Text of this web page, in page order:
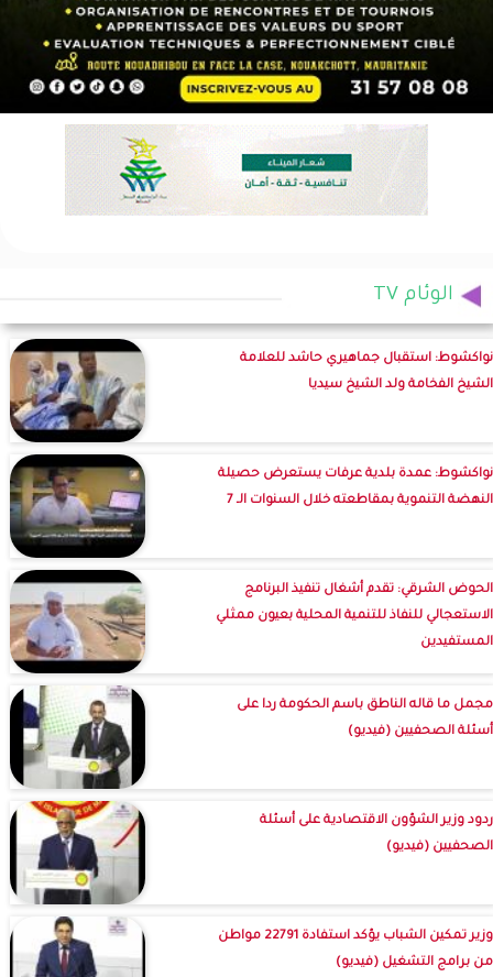
الوئام TV
نواكشوط: استقبال جماهيري حاشد للعلامة
الشيخ الفخامة ولد الشيخ سيديا
نواكشوط: عمدة بلدية عرفات يستعرض حصيلة
النهضة التنموية بمقاطعته خلال السنوات الـ 7
الحوض الشرقي: تقدم أشغال تنفيذ البرنامج
الاستعجالي للنفاذ للتنمية المحلية بعيون ممثلي
المستفيدين
مجمل ما قاله الناطق باسم الحكومة ردا على
أسئلة الصحفيين (فيديو)
ردود وزير الشؤون الاقتصادية على أسئلة
الصحفيين (فيديو)
وزير تمكين الشباب يؤكد استفادة 22791 مواطن
من برامج التشغيل (فيديو)